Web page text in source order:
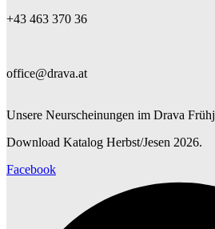
+43 463 370 36
office@drava.at
Unsere Neurscheinungen im Drava
Download Katalog Herbst/Jesen 2026.
Facebook